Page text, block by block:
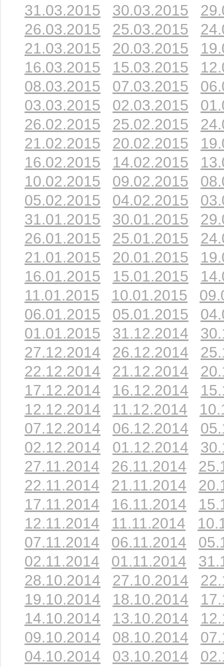
31.03.2015
30.03.2015
26.03.2015
25.03.2015
21.03.2015
20.03.2015
16.03.2015
15.03.2015
08.03.2015
07.03.2015
03.03.2015
02.03.2015
26.02.2015
25.02.2015
21.02.2015
20.02.2015
16.02.2015
14.02.2015
10.02.2015
09.02.2015
05.02.2015
04.02.2015
31.01.2015
30.01.2015
26.01.2015
25.01.2015
21.01.2015
20.01.2015
16.01.2015
15.01.2015
11.01.2015
10.01.2015
06.01.2015
05.01.2015
01.01.2015
31.12.2014
27.12.2014
26.12.2014
22.12.2014
21.12.2014
17.12.2014
16.12.2014
12.12.2014
11.12.2014
07.12.2014
06.12.2014
02.12.2014
01.12.2014
27.11.2014
26.11.2014
22.11.2014
21.11.2014
17.11.2014
16.11.2014
12.11.2014
11.11.2014
07.11.2014
06.11.2014
02.11.2014
01.11.2014
28.10.2014
27.10.2014
19.10.2014
18.10.2014
14.10.2014
13.10.2014
09.10.2014
08.10.2014
04.10.2014
03.10.2014